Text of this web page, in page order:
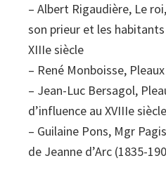
– Albert Rigaudière, Le
son prieur et les
XIIIe siècle
– René Monboisse,
– Jean-Luc Bersagol,
d’influence au XVIIIe siècle
– Guilaine Pons, Mgr
de Jeanne d’Arc (1835-